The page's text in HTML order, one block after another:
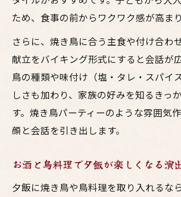
ため、食事の前からワクワク感が高まり
さらに、焼き鳥に合う主食や付け合わ
献立をバイキング形式にすると会話が
鳥の種類や味付け（塩・タレ・スパイ
しさも加わり、家族の好みを知るきっ
す。焼き鳥パーティーのような雰囲気
顔と会話を引き出します。
お酒と鳥料理で夕飯が楽しくなる演
夕飯に焼き鳥や鳥料理を取り入れるな